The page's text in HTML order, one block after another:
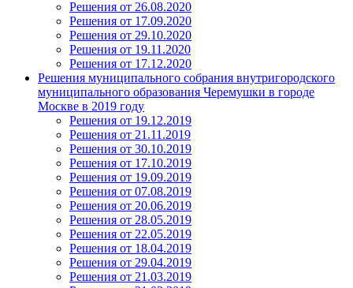
Решения от 26.08.2020
Решения от 17.09.2020
Решения от 29.10.2020
Решения от 19.11.2020
Решения от 17.12.2020
Решения муниципального собрания внутригородского
муниципального образования Черемушки в городе
Москве в 2019 году
Решения от 19.12.2019
Решения от 21.11.2019
Решения от 30.10.2019
Решения от 17.10.2019
Решения от 19.09.2019
Решения от 07.08.2019
Решения от 20.06.2019
Решения от 28.05.2019
Решения от 22.05.2019
Решения от 18.04.2019
Решения от 29.04.2019
Решения от 21.03.2019